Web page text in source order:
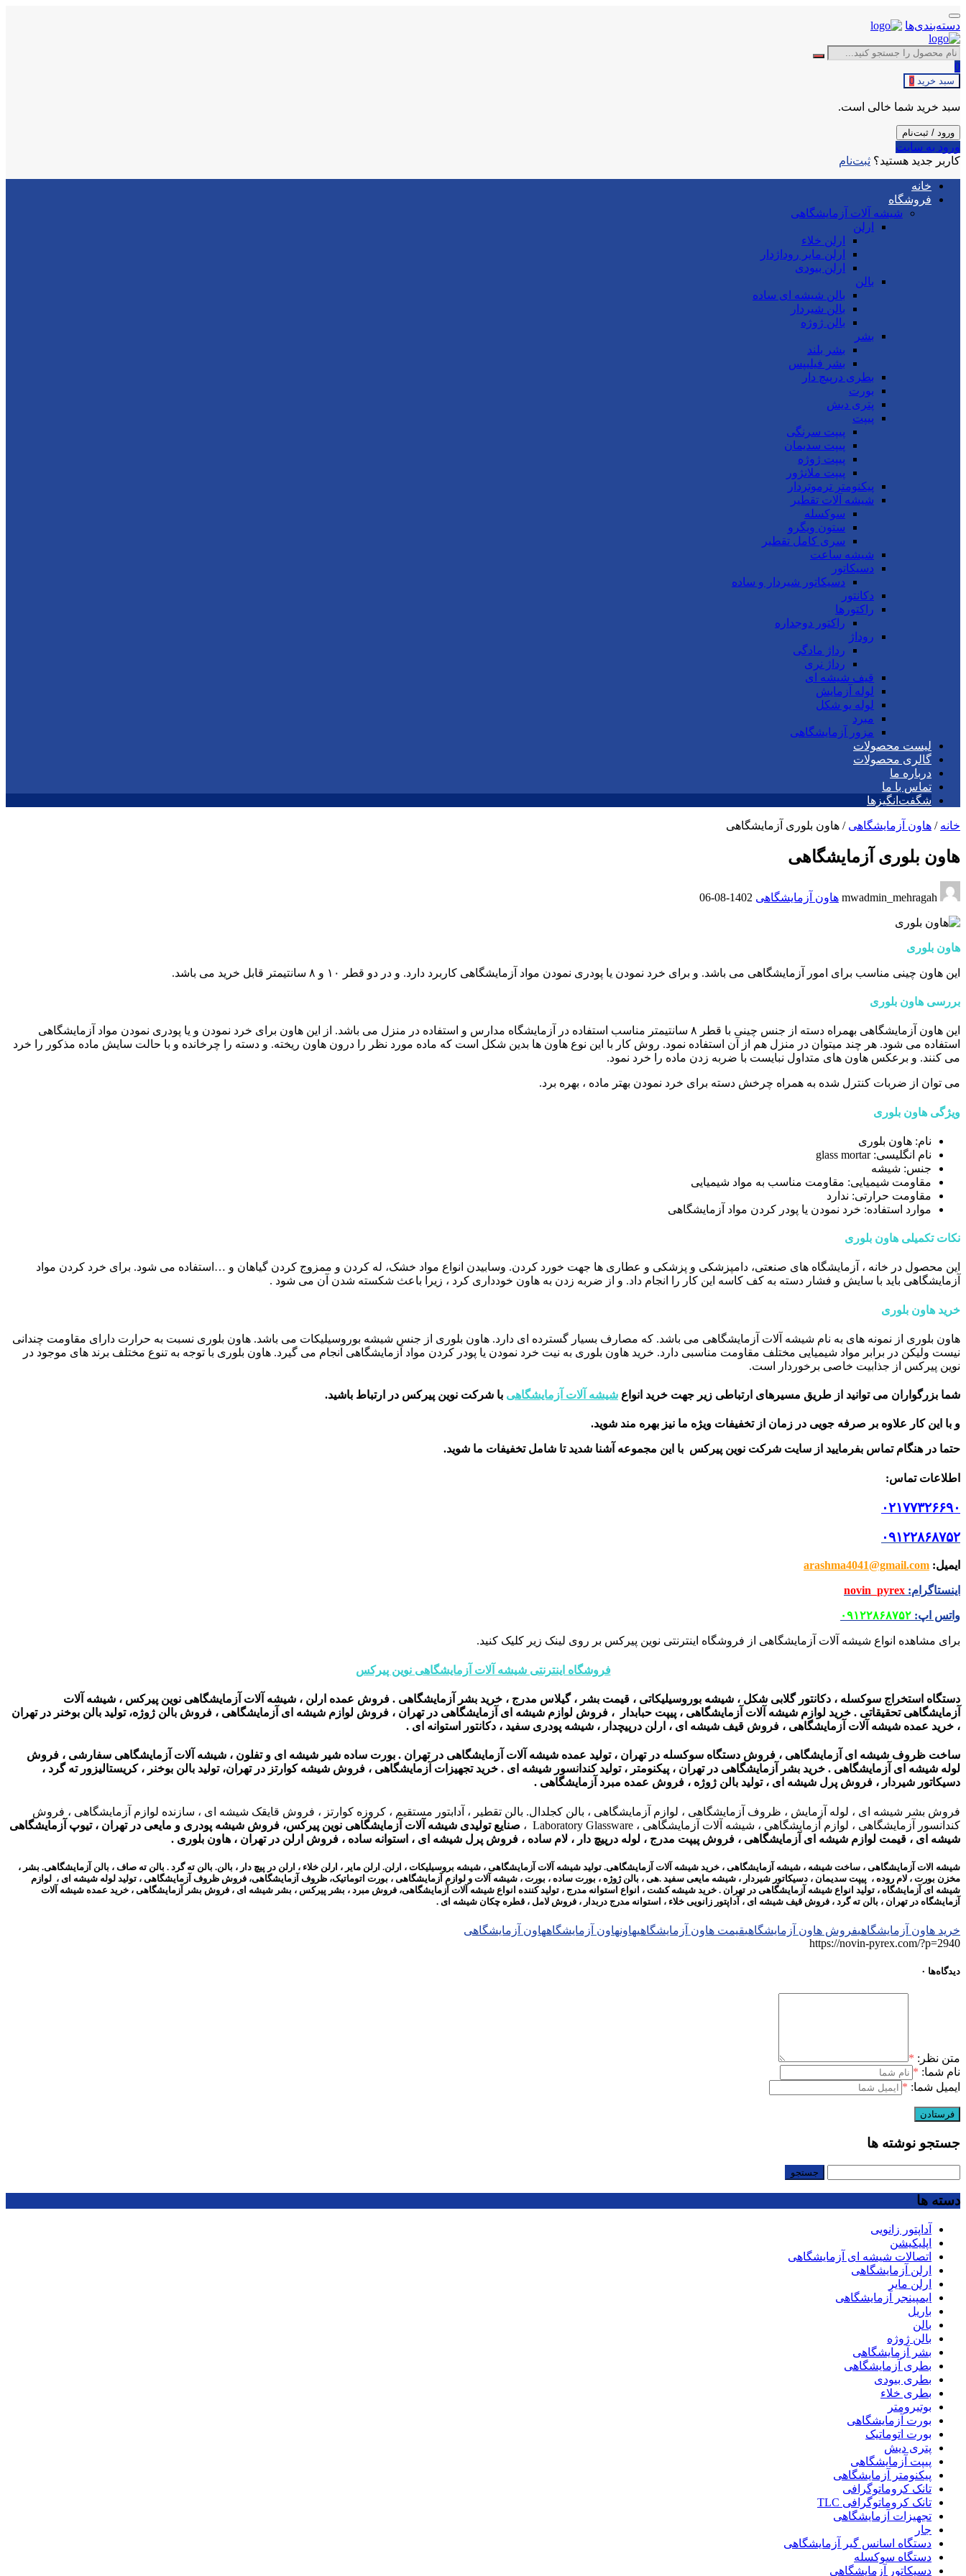
دسته‌بندی‌ها
0
سبد خرید 0
سبد خرید شما خالی است.
ورود / ثبت‌نام
ورود به سایت
کاربر جدید هستید؟ ثبت‌نام
خانه
فروشگاه
شیشه آلات آزمایشگاهی
ارلن
ارلن خلاء
ارلن مایر روداژدار
ارلن بیودی
بالن
بالن شیشه ای ساده
بالن شیردار
بالن ژوژه
بشر
بشر بلند
بشر فیلیپس
بطری درپیچ دار
بورت
پتری دیش
پیپت
پیپت سرنگی
پیپت سدیمان
پیپت ژوژه
پیپت ملانژور
پیکنومتر ترموتردار
شیشه آلات تقطیر
سوکسله
ستون ویگرو
سری کامل تقطیر
شیشه ساعت
دسیکاتور
دسیکاتور شیردار و ساده
دکانتور
راکتورها
راکتور دوجداره
روداژ
رداژ مادگی
رداژ نری
قیف شیشه ای
لوله آزمایش
لوله یو شکل
مبرد
مزور آزمایشگاهی
لیست محصولات
گالری محصولات
درباره ما
تماس با ما
شگفت‌انگیزها
خانه / هاون آزمایشگاهی / هاون بلوری آزمایشگاهی
هاون بلوری آزمایشگاهی
هاون آزمایشگاهی 1402-08-06
هاون بلوری
این هاون چینی مناسب برای امور آزمایشگاهی می باشد. و برای خرد نمودن یا پودری نمودن مواد آزمایشگاهی کاربرد دارد. و در دو قطر ۱۰ و ۸ سانتیمتر قابل خرید می باشد.
بررسی هاون بلوری
این هاون آزمایشگاهی بهمراه دسته از جنس چینی با قطر ۸ سانتیمتر مناسب استفاده در آزمایشگاه مدارس و استفاده در منزل می باشد. از این هاون برای خرد نمودن و یا پودری نمودن مواد آزمایشگاهی
استفاده می شود. هر چند میتوان در منزل هم از آن استفاده نمود. روش کار با این نوع هاون ها بدین شکل است که ماده مورد نظر را درون هاون ریخته. و دسته را چرخانده و با حالت سایش ماده مذکور را خرد
می کنند. و برعکس هاون های متداول نبایست با ضربه زدن ماده را خرد نمود.
می توان از ضربات کنترل شده به همراه چرخش دسته برای خرد نمودن بهتر ماده ، بهره برد.
ویژگی هاون بلوری
نام: هاون بلوری
نام انگلیسی: glass mortar
جنس: شیشه
مقاومت شیمیایی: مقاومت مناسب به مواد شیمیایی
مقاومت حرارتی: ندارد
موارد استفاده: خرد نمودن یا پودر کردن مواد آزمایشگاهی
نکات تکمیلی هاون بلوری
این محصول در خانه ، آزمایشگاه های صنعتی، دامپزشکی و پزشکی و عطاری ها جهت خورد کردن. وسابیدن انواع مواد خشک، له کردن و ممزوج کردن گیاهان و …استفاده می شود. برای خرد کردن مواد
آزمایشگاهی باید با سایش و فشار دسته به کف کاسه این کار را انجام داد. و از ضربه زدن به هاون خودداری کرد ، زیرا باعث شکسته شدن آن می شود .
خرید هاون بلوری
هاون بلوری از نمونه های به نام شیشه آلات آزمایشگاهی می باشد. که مصارف بسیار گسترده ای دارد. هاون بلوری از جنس شیشه بوروسیلیکات می باشد. هاون بلوری نسبت به حرارت دارای مقاومت چندانی
نیست ولیکن در برابر مواد شیمیایی مختلف مقاومت مناسبی دارد. خرید هاون بلوری به نیت خرد نمودن یا پودر کردن مواد آزمایشگاهی انجام می گیرد. هاون بلوری با توجه به تنوع مختلف برند های موجود در
نوین پیرکس از جذابیت خاصی برخوردار است.
شما بزرگواران می توانید از طریق مسیرهای ارتباطی زیر جهت خرید انواع شیشه آلات آزمایشگاهی با شرکت نوین پیرکس در ارتباط باشید.
و با این کار علاوه بر صرفه جویی در زمان از تخفیفات ویژه ما نیز بهره مند شوید.
حتما در هنگام تماس بفرمایید از سایت شرکت نوین پیرکس با این مجموعه آشنا شدید تا شامل تخفیفات ما شوید.
اطلاعات تماس:
۰۲۱۷۷۳۲۶۶۹۰
۰۹۱۲۲۸۶۸۷۵۲
ایمیل:
arashma4041@gmail.com
اینستاگرام:
novin_pyrex
واتس اپ: ۰۹۱۲۲۸۶۸۷۵۲
برای مشاهده انواع شیشه آلات آزمایشگاهی از فروشگاه اینترنتی نوین پیرکس بر روی لینک زیر کلیک کنید.
فروشگاه اینترنتی شیشه آلات آزمایشگاهی نوین پیرکس
دستگاه استخراج سوکسله ، دکانتور گلابی شکل ، شیشه بوروسیلیکاتی ، قیمت بشر ، گیلاس مدرج ، خرید بشر آزمایشگاهی . فروش عمده ارلن ، شیشه آلات آزمایشگاهی نوین پیرکس ، شیشه آلات
آزمایشگاهی تحقیقاتی . خرید لوازم شیشه آلات آزمایشگاهی ، پیپت حبابدار ، فروش لوازم شیشه ای آزمایشگاهی در تهران ، فروش لوازم شیشه ای آزمایشگاهی ، فروش بالن ژوژه، تولید بالن بوخنر در تهران
، خرید عمده شیشه آلات آزمایشگاهی ، فروش قیف شیشه ای ، ارلن درپیچدار ، شیشه پودری سفید ، دکانتور استوانه ای .
ساخت ظروف شیشه ای آزمایشگاهی ، فروش دستگاه سوکسله در تهران ، تولید عمده شیشه آلات آزمایشگاهی در تهران . بورت ساده شیر شیشه ای و تفلون ، شیشه آلات آزمایشگاهی سفارشی ، فروش
لوله شیشه ای آزمایشگاهی . خرید بشر آزمایشگاهی در تهران ، پیکنومتر ، تولید کندانسور شیشه ای . خرید تجهیزات آزمایشگاهی ، فروش شیشه کوارتز در تهران، تولید بالن بوخنر ، کریستالیزور ته گرد ،
دسیکاتور شیردار ، فروش پرل شیشه ای ، تولید بالن ژوژه ، فروش عمده مبرد آزمایشگاهی .
فروش بشر شیشه ای ، لوله آزمایش ، ظروف آزمایشگاهی ، لوازم آزمایشگاهی ، بالن کجلدال. بالن تقطیر ، آدابتور مستقیم ، کروزه کوارتز ، فروش قایقک شیشه ای ، سازنده لوازم آزمایشگاهی ، فروش
کندانسور آزمایشگاهی ، لوازم آزمایشگاهی ، شیشه آلات آزمایشگاهی ، Laboratory Glassware ،
صنایع تولیدی شیشه آلات آزمایشگاهی نوین پیرکس، فروش شیشه پودری و مایعی در تهران ، تیوپ آزمایشگاهی
شیشه ای ، قیمت لوازم شیشه ای آزمایشگاهی ، فروش پیپت مدرج ، لوله درپیچ دار ، لام ساده ، فروش پرل شیشه ای ، استوانه ساده ، فروش ارلن در تهران ، هاون بلوری .
شیشه الات آزمایشگاهی ، ساخت شیشه ، شیشه آزمایشگاهی ، خرید شیشه آلات آزمایشگاهی. تولید شیشه آلات آزمایشگاهی ، شیشه بروسیلیکات ، ارلن. ارلن مایر ، ارلن خلاء ، ارلن در پیچ دار ، بالن. بالن ته گرد . بالن ته صاف ، بالن آزمایشگاهی. بشر ،
مخزن بورت ، لام روده ، پیپت سدیمان ، دسیکاتور شیردار ، شیشه مایعی سفید .هی ، بالن ژوژه ، بورت ساده ، بورت ، شیشه آلات و لوازم آزمایشگاهی ، بورت اتوماتیک، ظروف آزمایشگاهی، فروش ظروف آزمایشگاهی ، تولید لوله شیشه ای ، لوازم
شیشه ای آزمایشگاه ، تولید انواع شیشه آزمایشگاهی در تهران . خرید شیشه کشت ، انواع استوانه مدرج ، تولید کننده انواع شیشه آلات آزمایشگاهی، فروش مبرد ، بشر پیرکس ، بشر شیشه ای ، فروش بشر آزمایشگاهی ، خرید عمده شیشه آلات
آزمایشگاه در تهران ، بالن ته گرد ، فروش قیف شیشه ای ، آداپتور زانویی خلاء ، استوانه مدرج دربدار ، فروش لامل ، قطره چکان شیشه ای .
خرید هاون آزمایشگاهیفروش هاون آزمایشگاهیقیمت هاون آزمایشگاهیهاونهاون آزمایشگاههاون آزمایشگاهی
https://novin-pyrex.com/?p=2940
دیدگاه‌ها ۰
متن نظر: *
نام شما: *
ایمیل شما: *
جستجو نوشته ها
دسته ها
آداپتور زانویی
اپلیکیشن
اتصالات شیشه ای آزمایشگاهی
ارلن آزمایشگاهی
ارلن مایر
ایمپینجر آزمایشگاهی
باریل
بالن
بالن ژوژه
بشر آزمایشگاهی
بطری آزمایشگاهی
بطری بیودی
بطری خلاء
بوتیرومتر
بورت آزمایشگاهی
بورت اتوماتیک
پتری دیش
پیپت آزمایشگاهی
پیکنومتر آزمایشگاهی
تانک کروماتوگرافی
تانک کروماتوگرافی TLC
تجهیزات آزمایشگاهی
جار
دستگاه اسانس گیر آزمایشگاهی
دستگاه سوکسله
دسیکاتور آزمایشگاهی